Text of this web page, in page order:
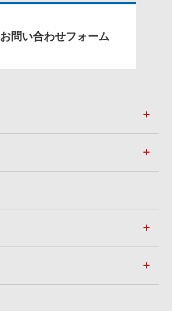
お問い合わせフォーム